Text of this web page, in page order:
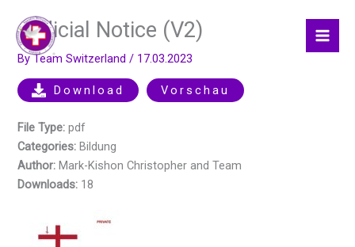
content
Judicial Notice (V2)
ByTeam Switzerland/ 17.03.2023
Download Vorschau
File Type:pdf
Categories:Bildung
Author:Mark-Kishon Christopher and Team
Downloads: 18